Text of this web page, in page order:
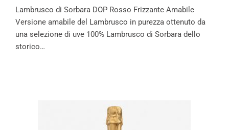
Lambrusco di Sorbara DOP Rosso Frizzante Amabile
Versione amabile del Lambrusco in purezza ottenuto da
una selezione di uve 100% Lambrusco di Sorbara dello
storico…